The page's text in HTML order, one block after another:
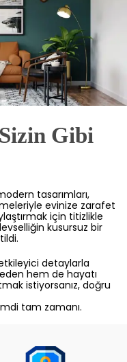
Gibi
tasarımları,
evinize zarafet
için titizlikle
kusursuz bir
detaylarla
hem de hayatı
istiyorsanız, doğru
tam zamanı.